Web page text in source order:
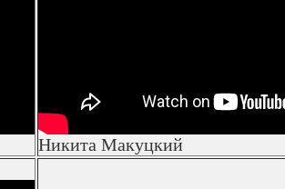
Никита Макуцкий